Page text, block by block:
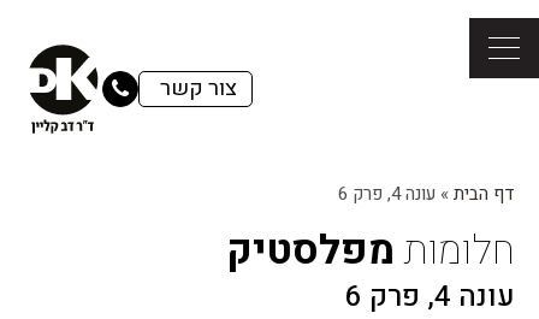
צור קשר
דף הבית » עונה 4, פרק 6
חלומותמפלסטיק
עונה 4, פרק 6